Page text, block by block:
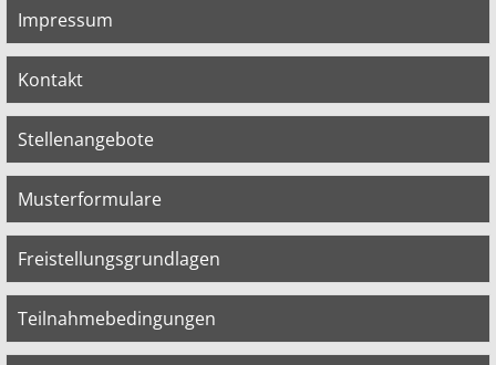
Impressum
Kontakt
Stellenangebote
Musterformulare
Freistellungsgrundlagen
Teilnahmebedingungen